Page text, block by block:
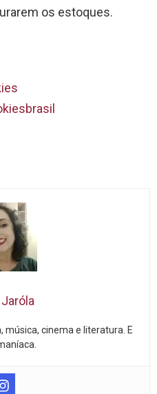
os estoques.
cinema e literatura. E